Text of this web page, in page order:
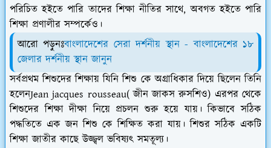
পরিচিত হইতে পারি তাদের শিক্ষা নীতির সাথে, অবগত হইতে পারি
শিক্ষা প্রণালীর সম্পর্কেও।
আরো পড়ুনঃবাংলাদেশের সেরা দর্শনীয় স্থান - বাংলাদেশের ১৮
জেলার দর্শনীয় স্থান জানুন
সর্বপ্রথম শিশুদের শিক্ষায় যিনি শিশু কে অগ্রাধিকার দিয়ে ছিলেন তিনি
হলেনJean jacques rousseau( জীন জাকস রুসশিও) এরপর থেকে
শিশুদের শিক্ষা দীক্ষা নিয়ে প্রচলন শুরু হয়ে যায়। কিভাবে সঠিক
পদ্ধতিতে এক জন শিশু কে শিক্ষিত করা যায়। শিশুর সঠিক একটি
শিক্ষা জাতীর কাছে উজ্জ্বল ভবিষ্যৎ সমতূল্য।